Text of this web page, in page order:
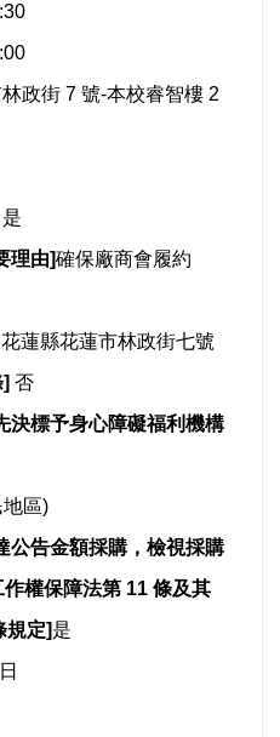
政街 7 號-本校睿智樓 2
是
理由]確保廠商會履約
蓮縣花蓮市林政街七號
否
決標予身心障礙福利機構
區)
公告金額採購，檢視採購
權保障法第 11 條及其
規定]是